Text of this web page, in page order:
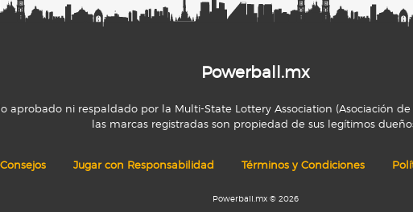
Powerball.mx
ni respaldado por la Multi-State Lottery Association (Asociación de
las marcas registradas son propiedad de sus legítimos
Jugar con Responsabilidad Términos y Condiciones
Powerball.mx © 2026